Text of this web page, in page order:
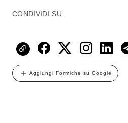
CONDIVIDI SU:
Aggiungi Formiche su Google